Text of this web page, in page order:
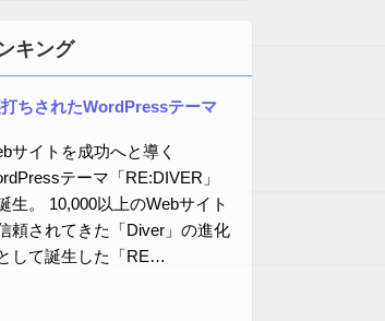
キング
打ちされたWordPressテーマ
サイトを成功へと導く
テーマ「RE:DIVER」
生。 10,000以上のWebサイト
頼されてきた「Diver」の進化
して誕生した「RE…